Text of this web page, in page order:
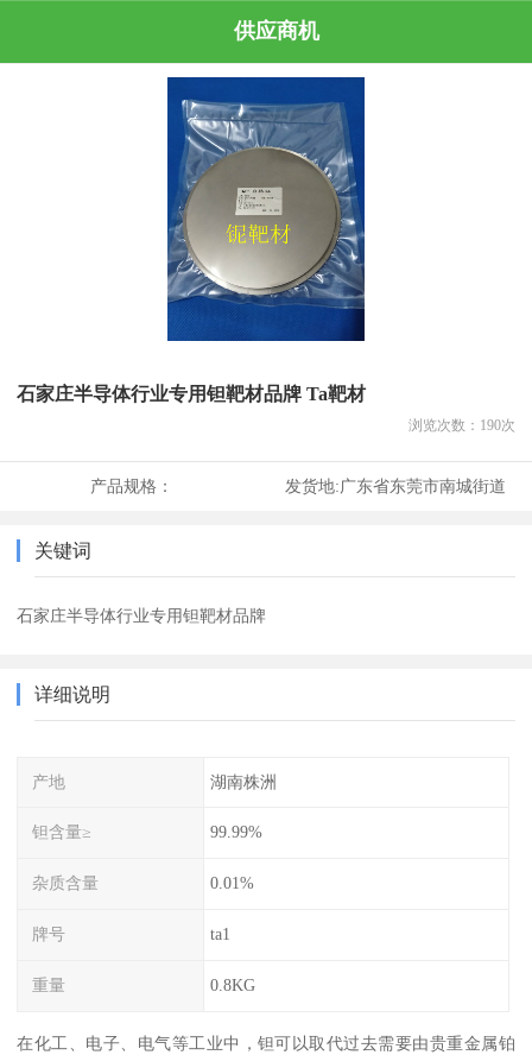
供应商机
石家庄半导体行业专用钽靶材品牌 Ta靶材
浏览次数： 190次
产品规格： 发货地:广东省东莞市南城街道
关键词
石家庄半导体行业专用钽靶材品牌
详细说明
产地 湖南株洲
钽含量≥ 99.99%
杂质含量 0.01%
牌号 ta1
重量 0.8KG
在化工、电子、电气等工业中，钽可以取代过去需要由贵重金属铂